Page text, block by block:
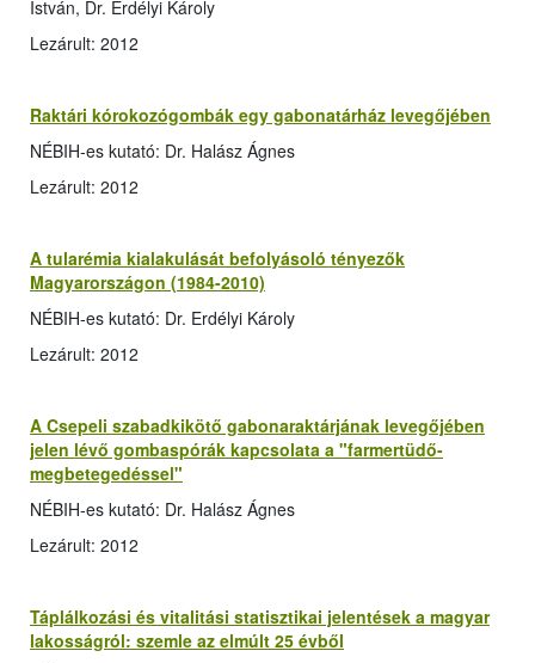
István, Dr. Erdélyi Károly
Lezárult: 2012
Raktári kórokozógombák egy gabonatárház levegőjében
NÉBIH-es kutató: Dr. Halász Ágnes
Lezárult: 2012
A tularémia kialakulását befolyásoló tényezők
Magyarországon (1984-2010)
NÉBIH-es kutató: Dr. Erdélyi Károly
Lezárult: 2012
A Csepeli szabadkikötő gabonaraktárjának levegőjében
jelen lévő gombaspórák kapcsolata a "farmertüdő-
megbetegedéssel"
NÉBIH-es kutató: Dr. Halász Ágnes
Lezárult: 2012
Táplálkozási és vitalitási statisztikai jelentések a magyar
lakosságról: szemle az elmúlt 25 évből